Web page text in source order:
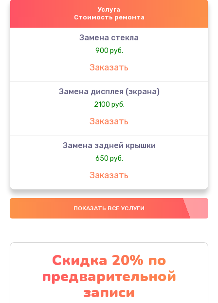
Услуга
Стоимость ремонта
Замена стекла
900 руб.
Заказать
Замена дисплея (экрана)
2100 руб.
Заказать
Замена задней крышки
650 руб.
Заказать
Замена аккумулятора
4000 руб.
Замена материнской платы
1100 руб.
Заказать
ПОКАЗАТЬ ВСЕ УСЛУГИ
Скидка 20% по
предварительной
записи